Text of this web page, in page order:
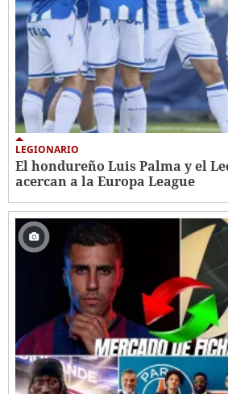
LEGIONARIO
El hondureño Luis Palma y el
acercan a la Europa League